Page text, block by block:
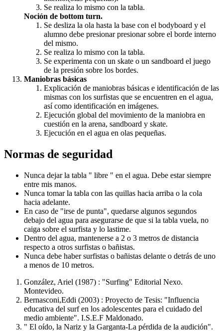
Se realiza lo mismo con la tabla.
Noción de bottom turn.
Se desliza la ola hasta la base con el bodyboard y el
alumno debe presionar presionar sobre el borde interno
del mismo.
Se realiza lo mismo con la tabla.
Se experimenta con un skate o un sandboard el juego
de la presión sobre los bordes.
Maniobras básicas
Explicación de maniobras básicas e identificación de las
mismas con los surfistas que se encuentren en el agua,
así como identificación en imágenes.
Ejecución global del movimiento de la maniobra en
cuestión en la arena, sandboard y skate.
Ejecución en el agua en olas pequeñas.
Normas de seguridad
Nunca dejar la tabla " libre " en el agua. Debe estar siempre
entre mis manos.
Nunca tomar la tabla con las quillas hacia arriba o la cola
hacia adelante.
En caso de "irse de punta", quedarse algunos segundos
debajo del agua para asegurarse de que si la tabla vuela, no
caiga sobre el surfista y lo lastime.
Dentro del agua, mantenerse a 2 o 3 metros de distancia
respecto a otros surfistas o bañistas.
Nunca debe haber surfistas o bañistas delante o detrás de uno
a menos de 10 metros.
González, Ariel (1987) : "Surfing" Editorial Nexo.
Montevideo.
Bernasconi,Eddi (2003) : Proyecto de Tesis: "Influencia
educativa del surf en los adolescentes para el cuidado del
medio ambiente". I.S.E.F Maldonado.
" El oído, la Nariz y la Garganta-La pérdida de la audición".